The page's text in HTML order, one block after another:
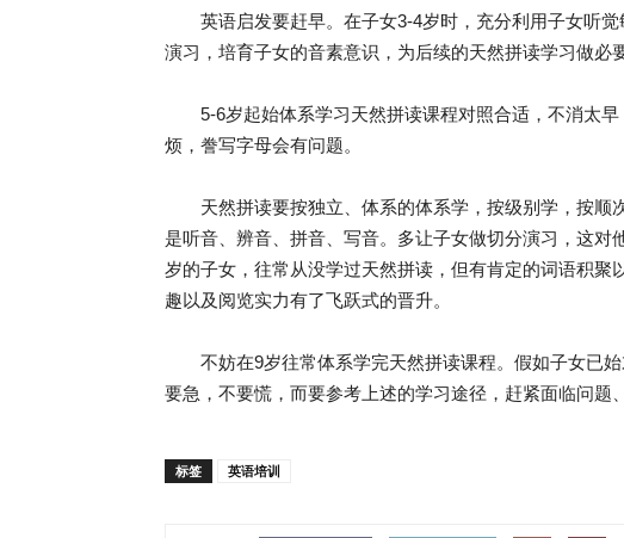
英语启发要赶早。在子女3-4岁时，充分利用子女听觉
演习，培育子女的音素意识，为后续的天然拼读学习做必
5-6岁起始体系学习天然拼读课程对照合适，不消太早
烦，誊写字母会有问题。
天然拼读要按独立、体系的体系学，按级别学，按顺
是听音、辨音、拼音、写音。多让子女做切分演习，这
岁的子女，往常从没学过天然拼读，但有肯定的词语积
趣以及阅览实力有了飞跃式的晋升。
不妨在9岁往常体系学完天然拼读课程。假如子女已始
要急，不要慌，而要参考上述的学习途径，赶紧面临问题
标签 英语培训